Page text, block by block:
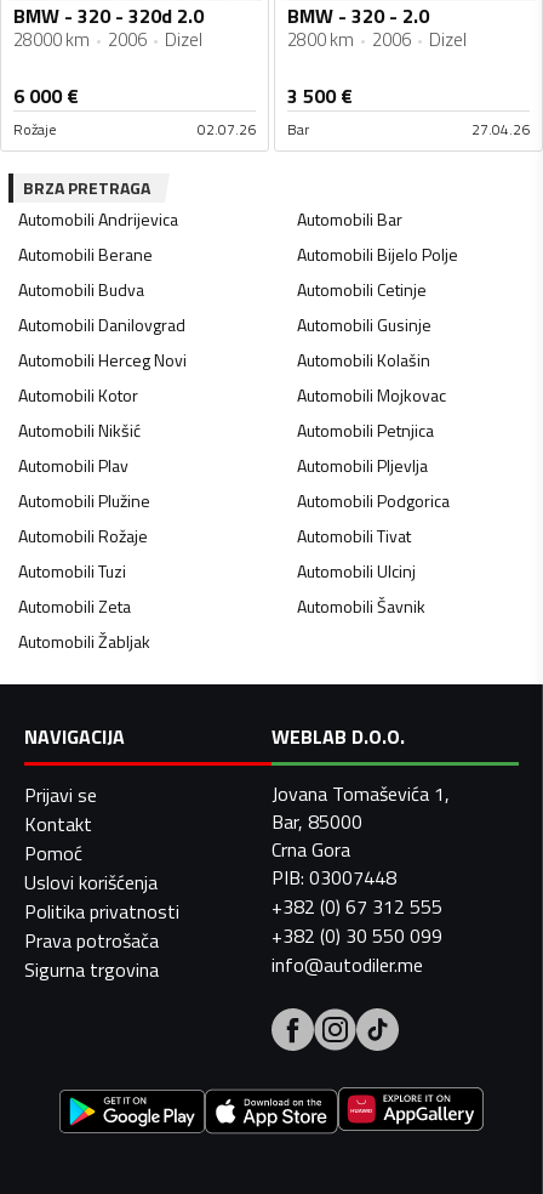
BMW - 320 - 320d 2.0
28000 km 2006 Dizel
6 000€
Rožaje 02.07.26
BMW - 320 - 2.0
2800 km 2006 Dizel
3 500€
Bar 27.04.26
BRZA PRETRAGA
AutomobiliAndrijevica AutomobiliBar
AutomobiliBerane AutomobiliBijelo Polje
AutomobiliBudva AutomobiliCetinje
AutomobiliDanilovgrad AutomobiliGusinje
AutomobiliHerceg Novi AutomobiliKolašin
AutomobiliKotor AutomobiliMojkovac
AutomobiliNikšić AutomobiliPetnjica
AutomobiliPlav AutomobiliPljevlja
AutomobiliPlužine AutomobiliPodgorica
AutomobiliRožaje AutomobiliTivat
AutomobiliTuzi AutomobiliUlcinj
AutomobiliZeta AutomobiliŠavnik
AutomobiliŽabljak
NAVIGACIJA
Prijavi se
Kontakt
Pomoć
Uslovi korišćenja
Politika privatnosti
Prava potrošača
Sigurna trgovina
WEBLAB D.O.O.
Jovana Tomaševića 1,
Bar, 85000
Crna Gora
PIB: 03007448
+382 (0) 67 312 555
+382 (0) 30 550 099
info@autodiler.me